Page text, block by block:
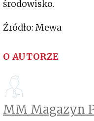
środowisko.
Źródło: Mewa
O AUTORZE
MM Magazyn